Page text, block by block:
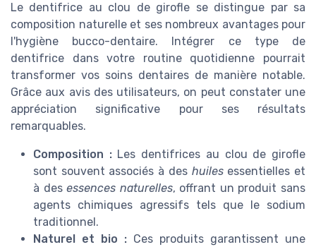
Le dentifrice au clou de girofle se distingue par sa
composition naturelle et ses nombreux avantages pour
l'hygiène bucco-dentaire. Intégrer ce type de
dentifrice dans votre routine quotidienne pourrait
transformer vos soins dentaires de manière notable.
Grâce aux avis des utilisateurs, on peut constater une
appréciation significative pour ses résultats
remarquables.
Composition :Les dentifrices au clou de girofle
sont souvent associés à des huilesessentielles et
à desessences naturelles, offrant un produit sans
agents chimiques agressifs tels que le sodium
traditionnel.
Naturel et bio : Ces produits garantissent une